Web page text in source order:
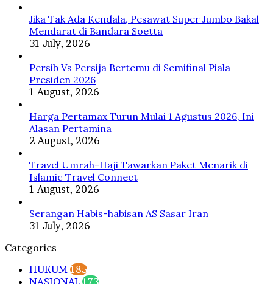
Depan
Prabowo
Jika Tak Ada Kendala, Pesawat Super Jumbo Bakal
Mendarat di Bandara Soetta
31 July, 2026
Persib Vs Persija Bertemu di Semifinal Piala
Presiden 2026
1 August, 2026
Harga Pertamax Turun Mulai 1 Agustus 2026, Ini
Alasan Pertamina
2 August, 2026
Travel Umrah-Haji Tawarkan Paket Menarik di
Islamic Travel Connect
1 August, 2026
Serangan Habis-habisan AS Sasar Iran
31 July, 2026
Categories
HUKUM 185
NASIONAL 173